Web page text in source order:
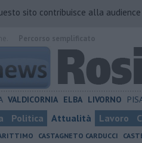
sito contribuisce alla audience
VALDICORNIA ELBA LIVORNO
Politica Attualità Lavoro
CASTAGNETO CARDUCCI